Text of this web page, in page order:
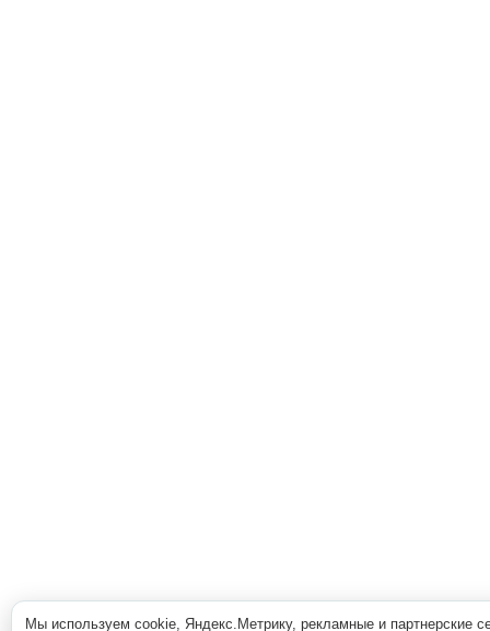
Мы используем cookie, Яндекс.Метрику, рекламные и партнерские